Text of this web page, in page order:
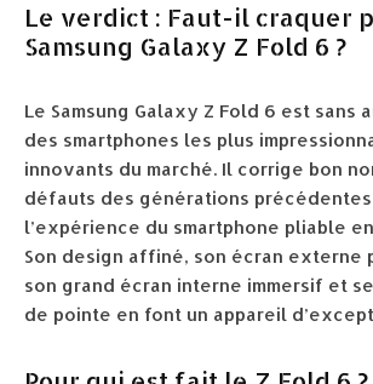
Le verdict : Faut-il craquer
Samsung Galaxy Z Fold 6 ?
Le Samsung Galaxy Z Fold 6 est sans
des smartphones les plus
innovants du marché. Il corrige bon
défauts des générations
l’expérience du smartphone pliable
Son design affiné, son écran externe
son grand écran interne immersif et
de pointe en font un appareil